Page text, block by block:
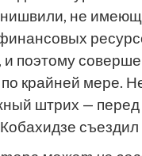
не
поэтому
по крайней мере.
штрих — перед
съездил